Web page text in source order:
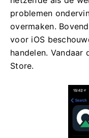
problemen
overmaken.
voor iOS
handelen.
Store.